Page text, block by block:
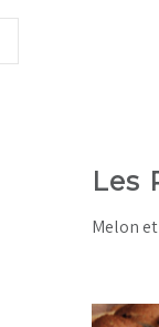
Les
Melon